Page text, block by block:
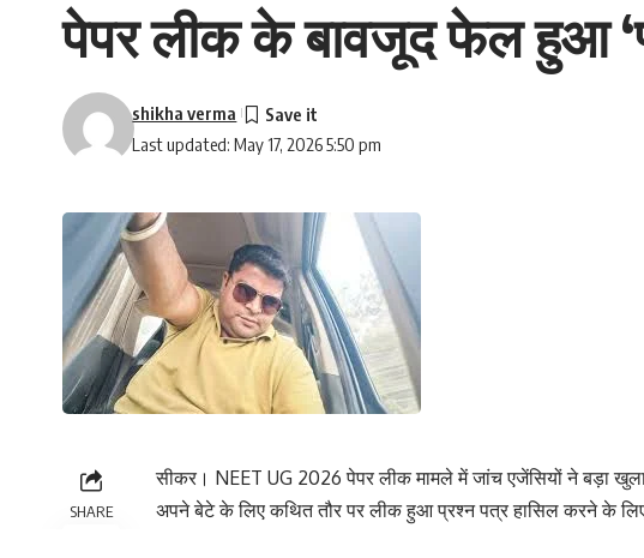
पेपर लीक के बावजूद फेल हुआ
Last updated: May 17, 2026 5:50 pm
shikha verma
SHARE
सीकर। NEET UG 2026 पेपर लीक मामले में जांच एजेंसियों ने बड़ा
अपने बेटे के लिए कथित तौर पर लीक हुआ प्रश्न पत्र हासिल करने के